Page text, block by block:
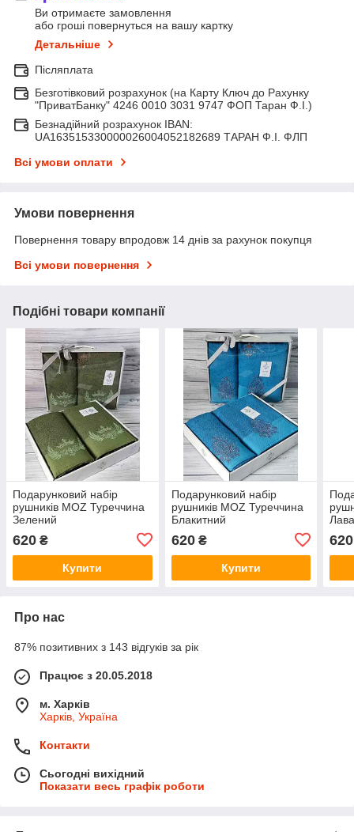
Ви отримаєте замовлення
або гроші повернуться на вашу картку
Детальніше
Післяплата
Безготівковий розрахунок (на Карту Ключ до Рахунку
"ПриватБанку" 4246 0010 3031 9747 ФОП Таран Ф.І.)
Безнадійний розрахунок IBAN:
UA163515330000026004052182689 ТАРАН Ф.І. ФЛП
Всі умови оплати
Умови повернення
Повернення товару впродовж 14 днів за рахунок покупця
Всі умови повернення
Подібні товари компанії
Подарунковий набір
рушників MOZ Туреччина
Зелений
620 ₴
Купити
Подарунковий набір
рушників MOZ Туреччина
Блакитний
620₴
Купити
620
Про нас
87% позитивних з 143 відгуків за рік
Працює з 20.05.2018
м. Харків
Харків, Україна
Контакти
Сьогодні вихідний
Показати весь графік роботи